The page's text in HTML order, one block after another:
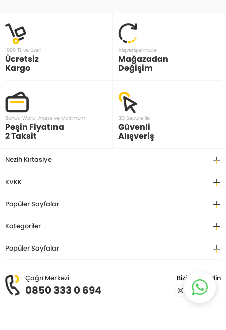
1000 TL ve üzeri
Ücretsiz
Kargo
Alışverişlerinizde
Mağazadan
Değişim
Bonus, Word, Axess ve Maximum
Peşin Fiyatına
2 Taksit
3D Secure ile
Güvenli
Alışveriş
Nezih Kırtasiye
KVKK
Popüler Sayfalar
Kategoriler
Popüler Sayfalar
Çağrı Merkezi
0850 333 0 694
Bizi Takip Edin